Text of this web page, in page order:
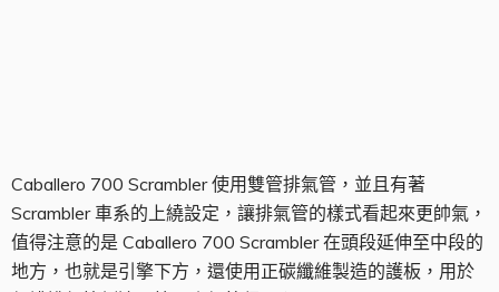
Caballero 700 Scrambler 使用雙管排氣管，並且有著
Scrambler 車系的上繞設定，讓排氣管的樣式看起來更帥氣，
值得注意的是 Caballero 700 Scrambler 在頭段延伸至中段的
地方，也就是引擎下方，還使用正碳纖維製造的護板，用於